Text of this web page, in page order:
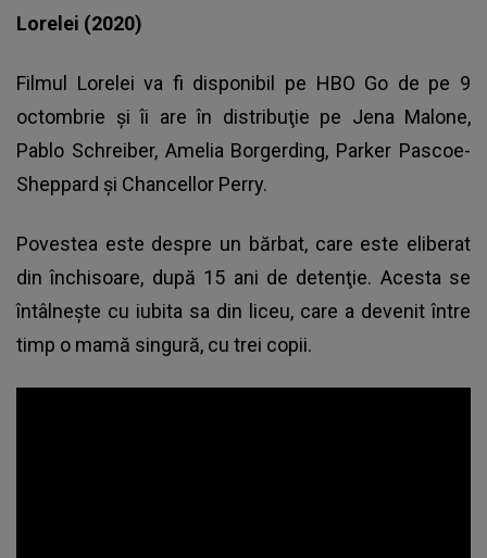
Lorelei (2020)
Filmul Lorelei va fi disponibil pe HBO Go de pe 9
octombrie şi îi are în distribuţie pe Jena Malone,
Pablo Schreiber, Amelia Borgerding, Parker Pascoe-
Sheppard şi Chancellor Perry.
Povestea este despre un bărbat, care este eliberat
din închisoare, după 15 ani de detenţie. Acesta se
întâlneşte cu iubita sa din liceu, care a devenit între
timp o mamă singură, cu trei copii.